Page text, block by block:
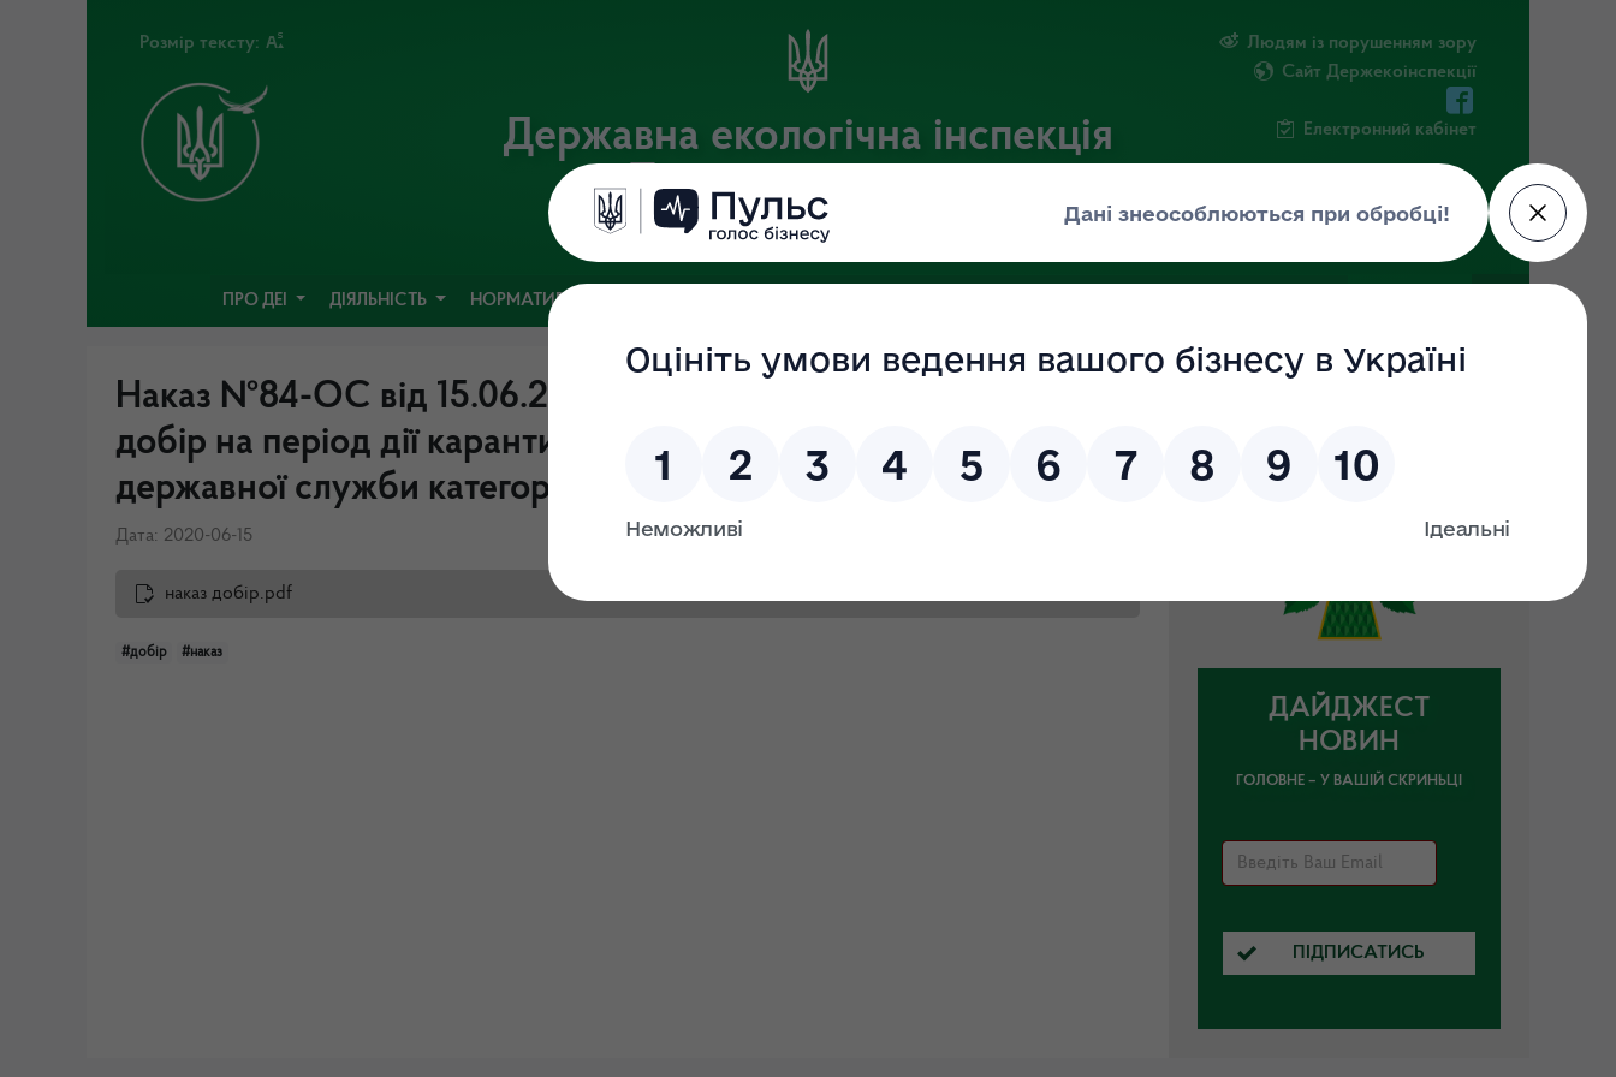
Розмір тексту:
Державна екологічна інспекція
Поліського округу
Офіційний веб-портал
Людям із порушенням зору
Сайт Держекоінспекції
Електронний кабінет
ПРО ДЕІ ДІЯЛЬНІСТЬ НОРМАТИВНА БАЗА
Наказ №84-ОС від 15.06.2020 року "Про оголошення про
добір на період дії карантину на зайняття вакантної посади
державної служби категорії "В" підкатегорії "В1"
Дата: 2020-06-15
наказ добір.pdf
#добір #наказ
ДАЙДЖЕСТ
НОВИН
ГОЛОВНЕ – У ВАШІЙ СКРИНЬЦІ
ПІДПИСАТИСЬ